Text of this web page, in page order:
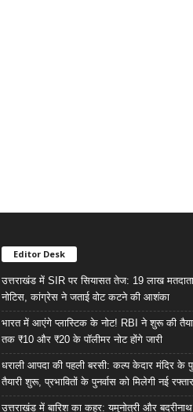
Editor Desk
उत्तराखंड में SIR पर सियासत तेज: 19 लाख
नोटिस, कांग्रेस ने जताई वोट कटने की आशंका
भारत में आएंगे प्लास्टिक के नोट! RBI ने शुरू की
तक ₹10 और ₹20 के पॉलीमर नोट होंगे जारी
धराली आपदा की पहली बरसी: कल्प केदार मंदिर के
तैयारी शुरू, प्रभावितों के पुनर्वास को मिलेगी नई रफ्तार
उत्तराखंड में बारिश का कहर: यमुनोत्री और बदरीनाथ